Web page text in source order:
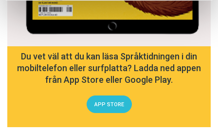
Du vet väl att du kan läsa Språktidningen i din
mobiltelefon eller surfplatta? Ladda ned appen
från App Store eller Google Play.
APP STORE